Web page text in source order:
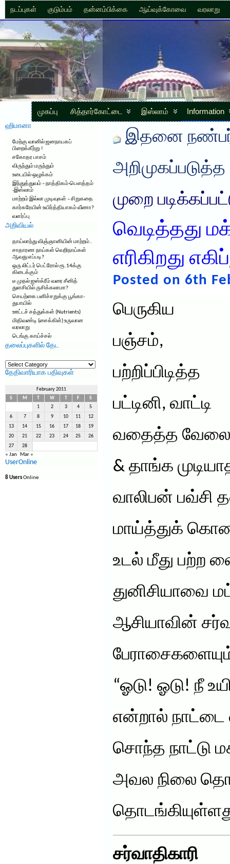
நடப்புகள் குடும்பம் தன்னம்பிக்கை ஆய்வுக்கோவை வரலாறு
முகப்பு சித்தார்கோட்டை இஸ்லாம் Information
ஹிமானா
மேற்கு வானில் ஜனநாயகப்
பிறைக்கீற்று !
சகோதர பாசம்
விருந்தும் மருந்தும்
உடையில் ஒழுக்கம்
இந்துத்துவம் – நாத்திகம்-பௌத்தம்
-இஸ்லாம்
மாற்றம் இல்லா முடிவுகள் – சிறுகதை
கார்கரேயின் உயிர்த்தியாகம் வீணா?
வளர்ப்பு
அறிவியல்
தாய்லாந்து விஞ்ஞானியின் மாற்றம்..
சாதாரண நாய்கள் வெறிநாய்கள்
ஆவது எப்படி?
ஒரு லிட்டர் பெட்ரோல் ரூ.14க்கு
கிடைக்கும்
டீ முதல் ஐஸ்க்ரீம் வரை சீனித்
துளசியில் ருசிக்கலாமா?
செயற்கை பனிச்சறுக்கு பூங்கா-
துபாயில்
ஊட்டச் சத்துக்கள் (Nutrients)
மிதிவண்டி (சைக்கிள்) உருவான
வரலாறு
டெங்கு காய்ச்சல்
தலைப்புகளில் தேட
தலைப்புகளில்
தேட
தேதிவாரியாக பதிவுகள்
February 2011
S
M W F
S
1
2 3 4 5
6 7 8 9 10 11 12
13 14 15 16 17 18 19
20 21 22 23 24 25 26
27 28
« Jan Mar »
UserOnline
8 UsersOnline
இதனை
அறிமுகப்படுத்த
முறை
வெடித்தது
எரிகிறது
Posted on 6th
பெருகிய
பஞ்சம்,
பற்றிப்பிடித்த
பட்டினி, வாட்டி
வதைத்த
& தாங்க
வாலிபன்
மாய்த்துக்
உடல் மீது பற்ற
துனிசியாவை
ஆசியாவின்
“ஓடு! ஓடு! நீ
என்றால் நாட்டை
சொந்த நாட்டு
அவல நிலை
சர்வாதிகாரி